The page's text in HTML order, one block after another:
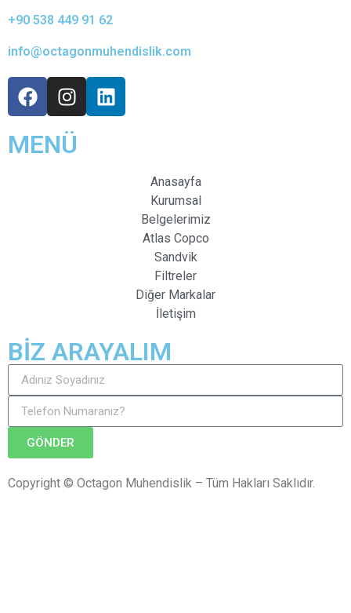
+90 538 449 91 62
info@octagonmuhendislik.com
MENÜ
Anasayfa
Kurumsal
Belgelerimiz
Atlas Copco
Sandvik
Filtreler
Diğer Markalar
İletişim
BİZ ARAYALIM
GÖNDER
Copyright © Octagon Muhendislik – Tüm Hakları Saklıdır.